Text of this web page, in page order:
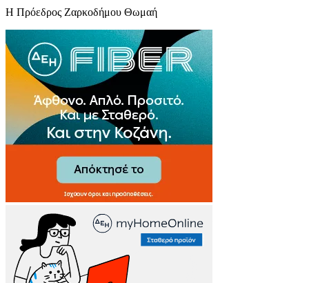
Η Πρόεδρος Ζαρκοδήμου Θωμαή